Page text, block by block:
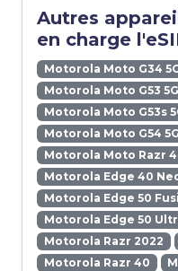
Autres
en charge
Motorola Moto G34
Motorola Moto G53 5G
Motorola Moto G53s
Motorola Moto G54 5G
Motorola Moto Razr
Motorola Edge 40
Motorola Edge 50
Motorola Edge 50
Motorola Razr 2022
Motorola Razr 40